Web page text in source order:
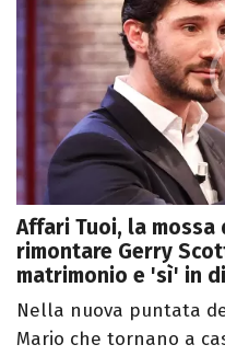
Affari Tuoi, la mossa
rimontare Gerry
matrimonio e 'sì' in
Nella nuova puntata
Mario che tornano a